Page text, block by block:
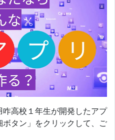
いいね 14 詳細
年団と交流
ました